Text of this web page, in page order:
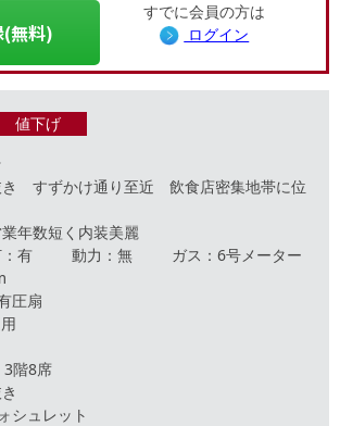
(無料)
すでに会員の方は
ログイン
値下げ
き すずかけ通り至近 飲食店密集地帯に位
年数短く内装美麗
灯：有 動力：無 ガス：6号メーター
圧扇
3階8席
シュレット